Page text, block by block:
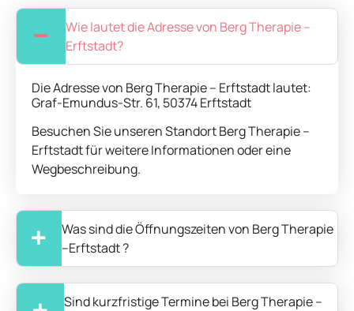
Wie lautet die Adresse von Berg Therapie –
Erftstadt?
Die Adresse von Berg Therapie – Erftstadt lautet:
Graf-Emundus-Str. 61, 50374 Erftstadt
Besuchen Sie unseren Standort Berg Therapie –
Erftstadt für weitere Informationen oder eine
Wegbeschreibung.
Was sind die Öffnungszeiten von Berg Therapie
–Erftstadt ?
Sind kurzfristige Termine bei Berg Therapie –